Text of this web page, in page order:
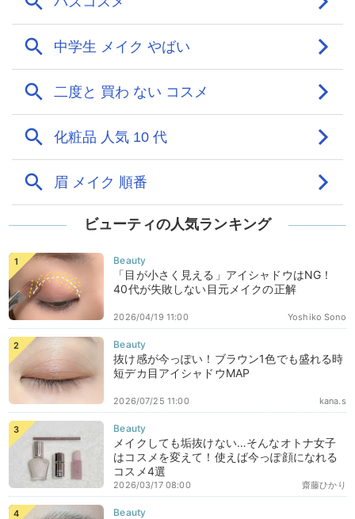
ビューティの人気ランキング
「目が小さく見える」アイシャドウはNG！
40代が失敗しない目元メイクの正解
Yoshiko Sono
2026/04/19 11:00
抜け感が今っぽい！ブラウン1色でも盛れる時
短デカ目アイシャドウMAP
kana.s
2026/07/25 11:00
メイクしても垢抜けない…そんなオトナ女子
はコスメを変えて！使えば今っぽ顔になれる
コスメ4選
齋藤ひかり
2026/03/17 08:00